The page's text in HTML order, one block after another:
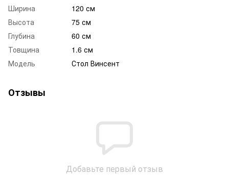
Ширина
120 см
Высота
75 см
Глубина
60 см
Товщина
1.6 см
Модель
Стол Винсент
Отзывы
Добавьте первый отзыв